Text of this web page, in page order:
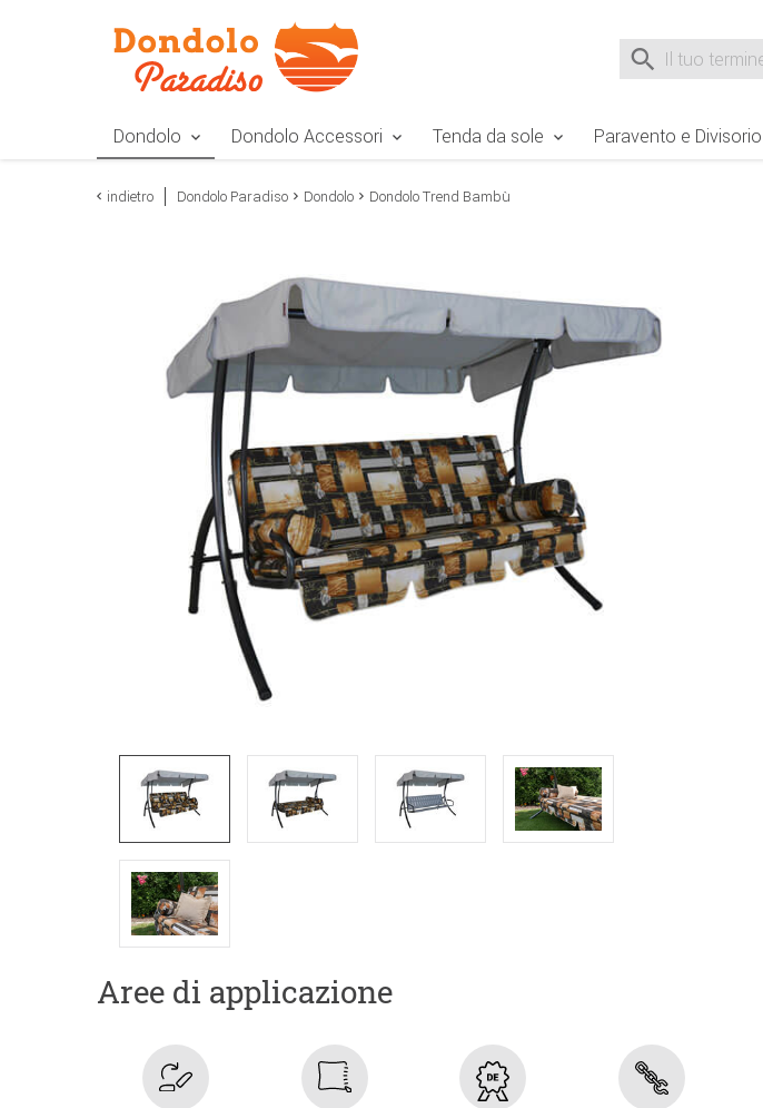
Suche nach
Dondolo Dondolo Accessori Tenda da sole Paravento e Divisorio
indietro Dondolo Paradiso Dondolo Dondolo Trend Bambù
Aree di applicazione